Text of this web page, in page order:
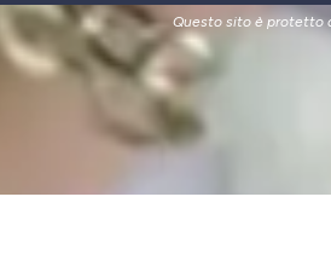
Questo sito è protetto